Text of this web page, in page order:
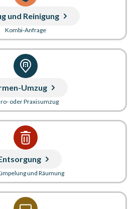
und Reinigung
Kombi-Anfrage
Umzug
oder Praxisumzug
und Räumung